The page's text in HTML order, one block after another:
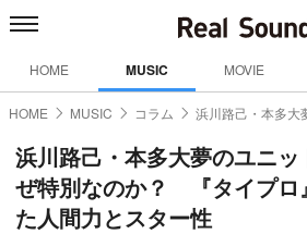
HOME MUSIC MOVIE
HOME MUSIC コラム 浜川路己・本多大
浜川路己・本多大夢のユニ
ぜ特別なのか？ 『タイプロ
た人間力とスター性